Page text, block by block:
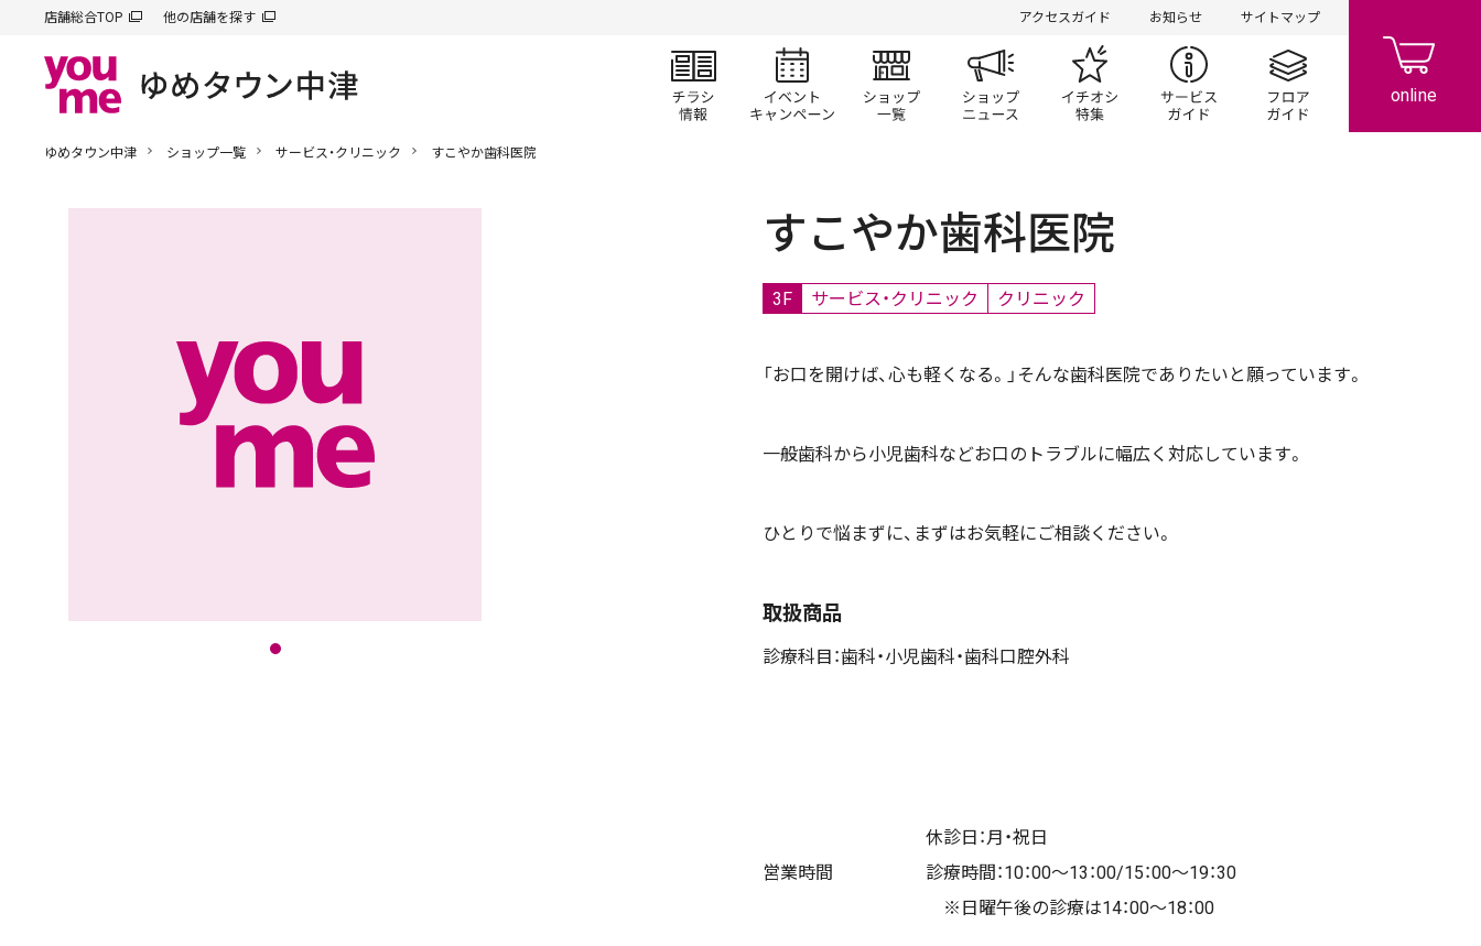
店舗総合TOP 他の店舗を探す アクセスガイド お知らせ サイトマップ
チラシ情報 イベント/キャンペーン
ショップ一覧 ショップニュースイチオシ特集 サービスガイドフロアガイド
ゆめタウン中津 ショップ一覧 サービス・クリニック すこやか歯科医院
すこやか歯科医院
3F サービス・クリニック クリニック
「お口を開けば、心も軽くなる。」そんな歯科医院でありたいと願っています。
一般歯科から小児歯科などお口のトラブルに幅広く対応しています。
ひとりで悩まずに、まずはお気軽にご相談ください。
取扱商品
診療科目：歯科・小児歯科・歯科口腔外科
営業時間
休診日：月・祝日
診療時間：10：00～13：00/15：00～19：30
※日曜午後の診療は14：00～18：00